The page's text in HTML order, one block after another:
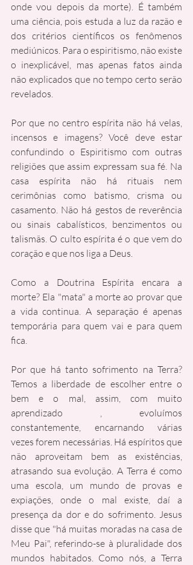
onde vou depois da morte). É também
uma ciência, pois estuda a luz da razão e
dos critérios científicos os fenômenos
mediúnicos. Para o espiritismo, não existe
o inexplicável, mas apenas fatos ainda
não explicados que no tempo certo serão
revelados.
Por que no centro espírita não há velas,
incensos e imagens? Você deve estar
confundindo o Espiritismo com outras
religiões que assim expressam sua fé. Na
casa espírita não há rituais nem
cerimônias como batismo, crisma ou
casamento. Não há gestos de reverência
ou sinais cabalísticos, benzimentos ou
talismãs. O culto espírita é o que vem do
coração e que nos liga a Deus.
Como a Doutrina Espírita encara a
morte? Ela "mata" a morte ao provar que
a vida continua. A separação é apenas
temporária para quem vai e para quem
fica.
Por que há tanto sofrimento na Terra?
Temos a liberdade de escolher entre o
bem e o mal, assim, com muito
aprendizado , evoluímos
constantemente, encarnando várias
vezes forem necessárias. Há espíritos que
não aproveitam bem as existências,
atrasando sua evolução. A Terra é como
uma escola, um mundo de provas e
expiações, onde o mal existe, daí a
presença da dor e do sofrimento. Jesus
disse que "há muitas moradas na casa de
Meu Pai", referindo-se à pluralidade dos
mundos habitados. Como nós, a Terra